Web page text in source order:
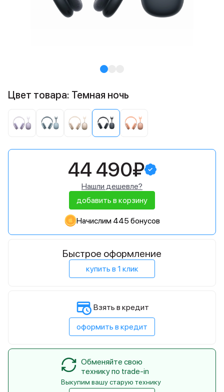
Цвет товара: Темная ночь
44 490₽
Нашли дешевле?
добавить в корзину
Начислим 445 бонусов
Быстрое оформление
купить в 1 клик
Взять в кредит
оформить в кредит
Обменяйте свою
технику по trade-in
Выкупим вашу старую технику